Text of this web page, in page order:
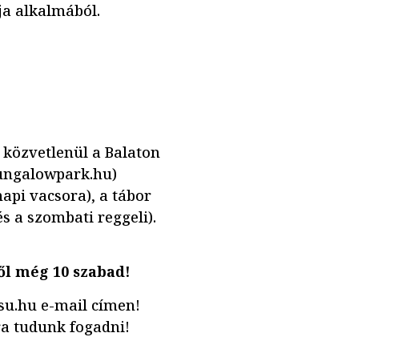
alkalmából.
a Balaton
vacsora), a tábor
a szombati reggeli).
még 10 szabad!
e-mail címen!
tudunk fogadni!